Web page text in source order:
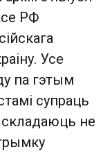
РФ
Усе
па гэтым
супраць
не